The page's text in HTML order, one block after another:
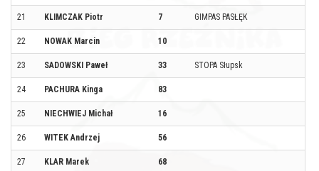
21 KLIMCZAK Piotr 7 GIMPAS PASŁĘK
22 NOWAK Marcin 10
23 SADOWSKI Paweł 33 STOPA Słupsk
24 PACHURA Kinga 83
25 NIECHWIEJ Michał 16
26 WITEK Andrzej 56
27 KLAR Marek 68